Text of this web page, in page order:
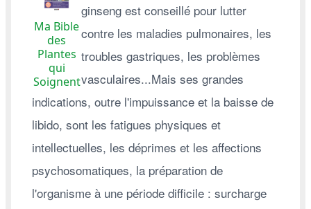
Ma Bible
des
Plantes
qui
Soignent
ginseng est conseillé pour lutter
contre les maladies pulmonaires, les
troubles gastriques, les problèmes
vasculaires...Mais ses grandes
indications, outre l'impuissance et la baisse de
libido, sont les fatigues physiques et
intellectuelles, les déprimes et les affections
psychosomatiques, la préparation de
l'organisme à une période difficile : surcharge